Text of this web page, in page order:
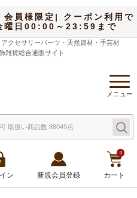
員様限定| クーポン利用で
曜日00:00～23:59まで
クセサリーパーツ・天然資材・手芸材
雑貨総合通販サイト
メニュー
ン 新規会員登録
0
カート